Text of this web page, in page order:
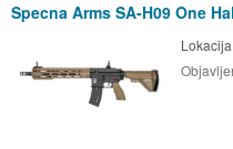
Specna Arms SA-H09 One